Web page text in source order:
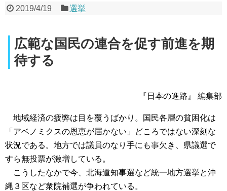
2019/4/19 選挙
広範な国民の連合を促す前進を期
待する
『日本の進路』 編集部
地域経済の疲弊は目を覆うばかり。国民各層の貧困化は
「アベノミクスの恩恵が届かない」どころではない深刻な
状況である。地方では議員のなり手にも事欠き、県議選で
すら無投票が激増している。
こうしたなかで今、北海道知事選など統一地方選挙と沖
縄３区など衆院補選が争われている。